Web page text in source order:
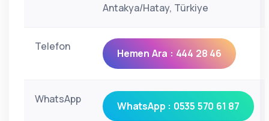
Antakya/Hatay, Türkiye
Telefon
Hemen Ara : 444 28 46
WhatsApp
WhatsApp : 0535 570 61 87